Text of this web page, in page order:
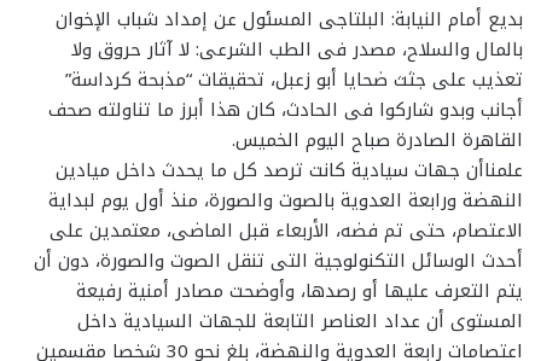
بديع أمام النيابة: البلتاجى المسئول عن إمداد شباب الإخوان
بالمال والسلاح، مصدر فى الطب الشرعى: لا آثار حروق ولا
تعذيب على جثث ضحايا أبو زعبل، تحقيقات “مذبحة كرداسة”
أجانب وبدو شاركوا فى الحادث، كان هذا أبرز ما تناولته صحف
القاهرة الصادرة صباح اليوم الخميس.
علمناأن جهات سيادية كانت ترصد كل ما يحدث داخل ميادين
النهضة ورابعة العدوية بالصوت والصورة، منذ أول يوم لبداية
الاعتصام، حتى تم فضه، الأربعاء قبل الماضى، معتمدين على
أحدث الوسائل التكنولوجية التى تنقل الصوت والصورة، دون أن
يتم التعرف عليها أو رصدها، وأوضحت مصادر أمنية رفيعة
المستوى أن عداد العناصر التابعة للجهات السيادية داخل
اعتصامات رابعة العدوية والنهضة، بلغ نحو 30 شخصا مقسمين